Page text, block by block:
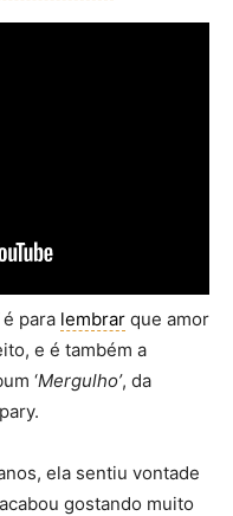
é para lembrar que amor
e é também a
‘Mergulho’, da
ela sentiu vontade
gostando muito